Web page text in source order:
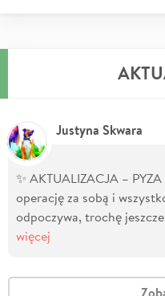
Justyna Skwara
✨ AKTUALIZACJA –
operację za sobą i
odpoczywa, trochę
więcej